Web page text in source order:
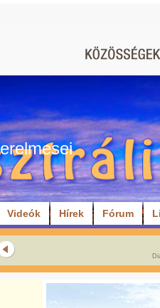
Videók Hírek Fórum